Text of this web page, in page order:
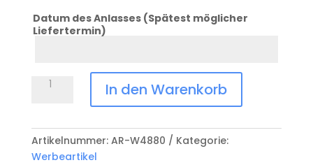
Datum des Anlasses (Spätest möglicher
Liefertermin)
Feuerzeug
In den Warenkorb
Artikelnummer: AR-W4880
Kategorie:
Werbeartikel